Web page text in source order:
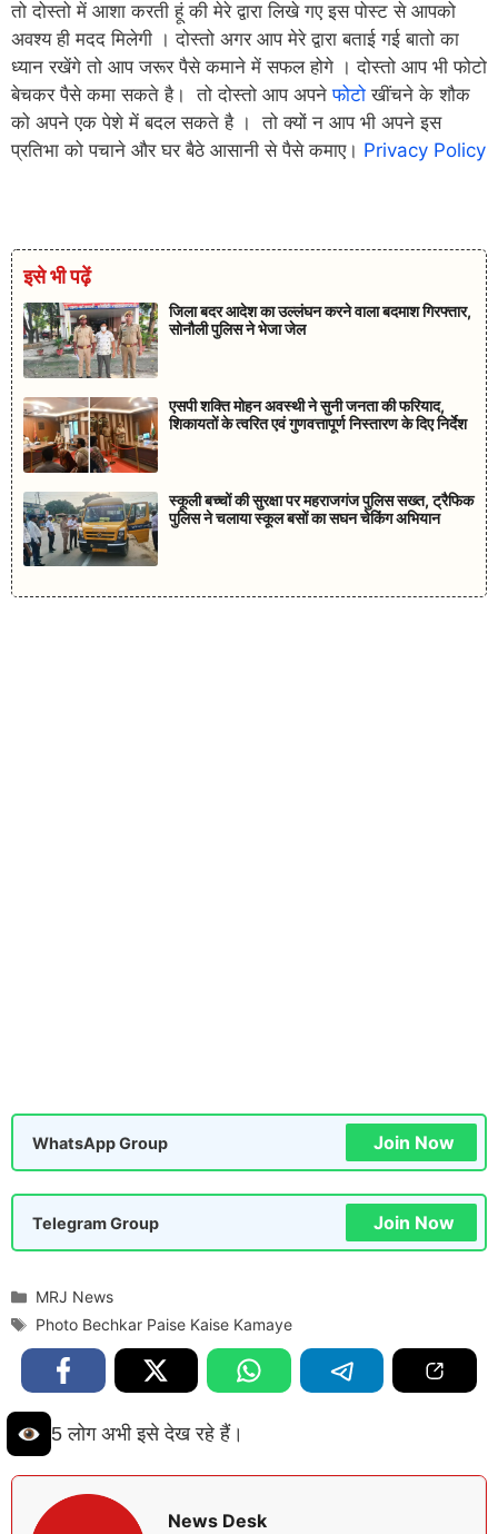
तो दोस्तो में आशा करती हूं की मेरे द्वारा लिखे गए इस पोस्ट से आपको
अवश्य ही मदद मिलेगी । दोस्तो अगर आप मेरे द्वारा बताई गई बातो का
ध्यान रखेंगे तो आप जरूर पैसे कमाने में सफल होगे ।दोस्तो आप भी फोटो
बेचकर पैसे कमा सकते है।तो दोस्तो आप अपनेफोटो खींचने के शौक
को अपने एक पेशे में बदल सकते है । तो क्यों न आप भी अपने इस
प्रतिभा को पचाने और घर बैठे आसानी से पैसे कमाए। Privacy Policy
इसे भी पढ़ें
जिला बदर आदेश का उल्लंघन करने वाला बदमाश गिरफ्तार,
सोनौली पुलिस ने भेजा जेल
एसपी शक्ति मोहन अवस्थी ने सुनी जनता की फरियाद,
शिकायतों के त्वरित एवं गुणवत्तापूर्ण निस्तारण के दिए निर्देश
स्कूली बच्चों की सुरक्षा पर महराजगंज पुलिस सख्त, ट्रैफिक
पुलिस ने चलाया स्कूल बसों का सघन चेकिंग अभियान
WhatsApp Group Join Now
Telegram Group Join Now
Categories
MRJ News
Tags
Photo Bechkar Paise Kaise Kamaye
5 लोग अभी इसे देख रहे हैं।
News Desk